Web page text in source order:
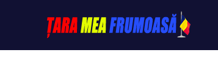
Tarameafrumoasa